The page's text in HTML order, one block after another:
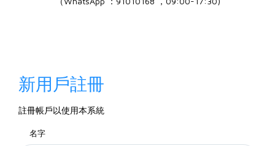
新用戶註冊
註冊帳戶以使用本系統
名字